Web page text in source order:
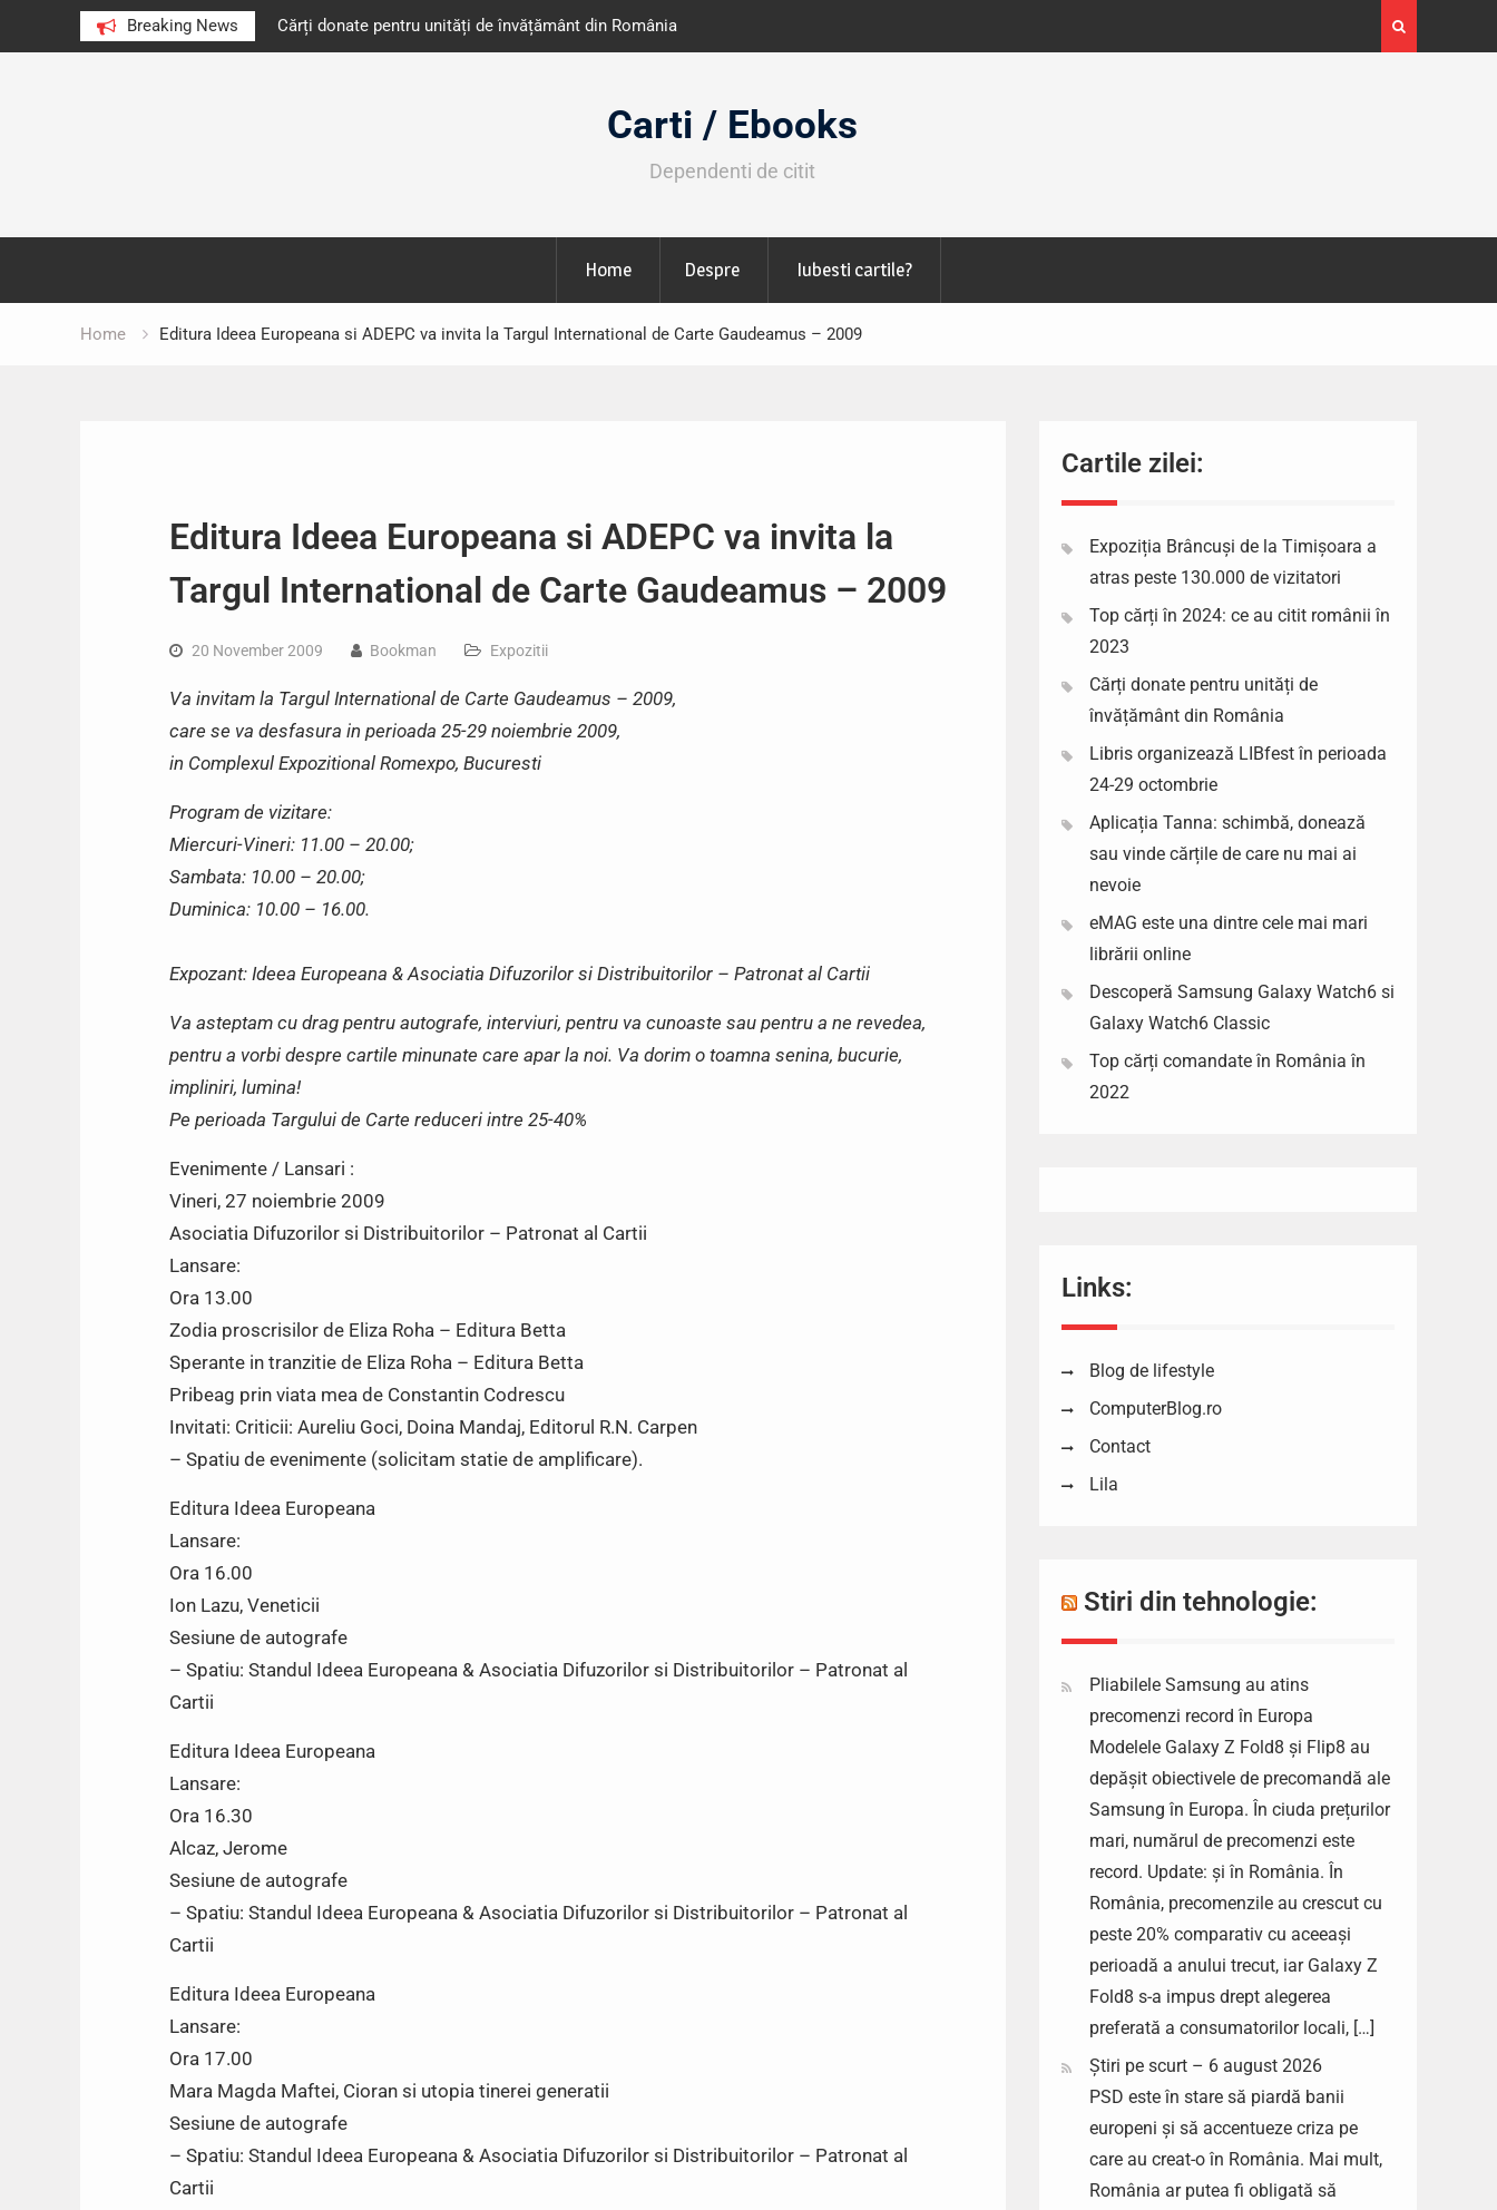
Breaking News
au citit românii în 2023 Cărți donate pentru unități de învățământ din România
octombrie
Expoziția Brâncuși de la Timișoara a atras peste
130.000 de vizitatori
Carti / Ebooks
Dependenti de citit
Home Despre Iubesti cartile?
Home Editura Ideea Europeana si ADEPC va invita la Targul International de Carte Gaudeamus – 2009
Editura Ideea Europeana si ADEPC va invita la
Targul International de Carte Gaudeamus – 2009
20 November 2009 Bookman Expozitii
Va invitam la Targul International de Carte Gaudeamus – 2009,
care se va desfasura in perioada 25-29 noiembrie 2009,
in Complexul Expozitional Romexpo, Bucuresti
Program de vizitare:
Miercuri-Vineri: 11.00 – 20.00;
Sambata: 10.00 – 20.00;
Duminica: 10.00 – 16.00.
Expozant: Ideea Europeana & Asociatia Difuzorilor si Distribuitorilor – Patronat al Cartii
Va asteptam cu drag pentru autografe, interviuri, pentru va cunoaste sau pentru a ne revedea,
pentru a vorbi despre cartile minunate care apar la noi. Va dorim o toamna senina, bucurie,
impliniri, lumina!
Pe perioada Targului de Carte reduceri intre 25-40%
Evenimente / Lansari :
Vineri, 27 noiembrie 2009
Asociatia Difuzorilor si Distribuitorilor – Patronat al Cartii
Lansare:
Ora 13.00
Zodia proscrisilor de Eliza Roha – Editura Betta
Sperante in tranzitie de Eliza Roha – Editura Betta
Pribeag prin viata mea de Constantin Codrescu
Invitati: Criticii: Aureliu Goci, Doina Mandaj, Editorul R.N. Carpen
– Spatiu de evenimente (solicitam statie de amplificare).
Editura Ideea Europeana
Lansare:
Ora 16.00
Ion Lazu, Veneticii
Sesiune de autografe
– Spatiu: Standul Ideea Europeana & Asociatia Difuzorilor si Distribuitorilor – Patronat al
Cartii
Editura Ideea Europeana
Lansare:
Ora 16.30
Alcaz, Jerome
Sesiune de autografe
– Spatiu: Standul Ideea Europeana & Asociatia Difuzorilor si Distribuitorilor – Patronat al
Cartii
Editura Ideea Europeana
Lansare:
Ora 17.00
Mara Magda Maftei, Cioran si utopia tinerei generatii
Sesiune de autografe
– Spatiu: Standul Ideea Europeana & Asociatia Difuzorilor si Distribuitorilor – Patronat al
Cartii
Cartile zilei:
Expoziția Brâncuși de la Timișoara a
atras peste 130.000 de vizitatori
Top cărți în 2024: ce au citit românii în
2023
Cărți donate pentru unități de
învățământ din România
Libris organizează LIBfest în perioada
24-29 octombrie
Aplicația Tanna: schimbă, donează
sau vinde cărțile de care nu mai ai
nevoie
eMAG este una dintre cele mai mari
librării online
Descoperă Samsung Galaxy Watch6 si
Galaxy Watch6 Classic
Top cărți comandate în România în
2022
Links:
Blog de lifestyle
ComputerBlog.ro
Contact
Lila
Stiri din tehnologie:
Pliabilele Samsung au atins
precomenzi record în Europa
Modelele Galaxy Z Fold8 și Flip8 au
depășit obiectivele de precomandă ale
Samsung în Europa. În ciuda prețurilor
mari, numărul de precomenzi este
record. Update: și în România. În
România, precomenzile au crescut cu
peste 20% comparativ cu aceeași
perioadă a anului trecut, iar Galaxy Z
Fold8 s-a impus drept alegerea
preferată a consumatorilor locali, […]
Știri pe scurt – 6 august 2026
PSD este în stare să piardă banii
europeni și să accentueze criza pe
care au creat-o în România. Mai mult,
România ar putea fi obligată să